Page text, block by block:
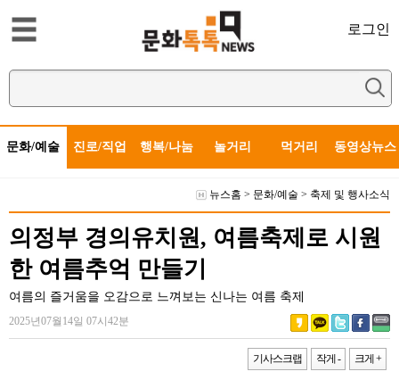
로그인
문화/예술 진로/직업 행복/나눔 놀거리 먹거리 동영상뉴스
뉴스홈 > 문화/예술 > 축제 및 행사소식
의정부 경의유치원, 여름축제로 시원
한 여름추억 만들기
여름의 즐거움을 오감으로 느껴보는 신나는 여름 축제
2025년07월14일 07시42분
기사스크랩 작게 - 크게 +